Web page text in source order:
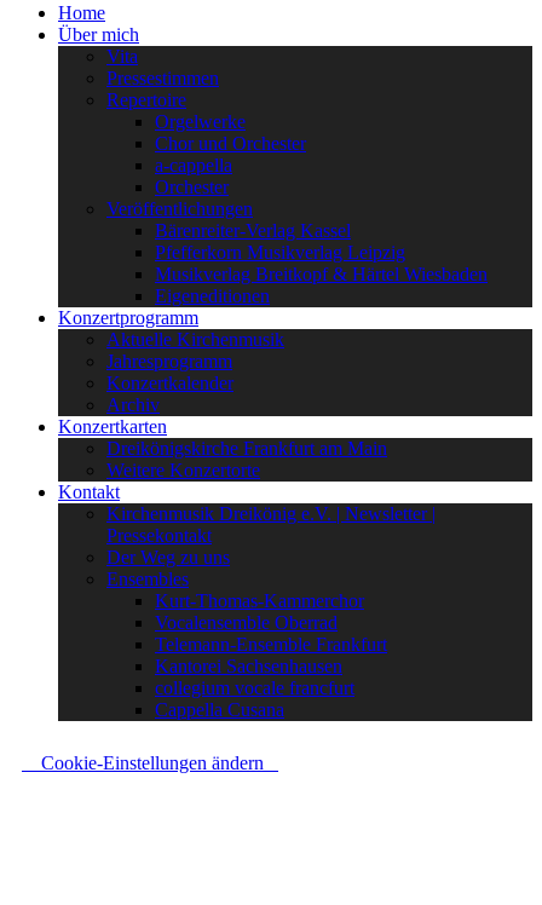
Home
Über mich
Vita
Pressestimmen
Repertoire
Orgelwerke
Chor und Orchester
a-cappella
Orchester
Veröffentlichungen
Bärenreiter-Verlag Kassel
Pfefferkorn Musikverlag Leipzig
Musikverlag Breitkopf & Härtel Wiesbaden
Eigeneditionen
Konzertprogramm
Aktuelle Kirchenmusik
Jahresprogramm
Konzertkalender
Archiv
Konzertkarten
Dreikönigskirche Frankfurt am Main
Weitere Konzertorte
Kontakt
Kirchenmusik Dreikönig e.V. | Newsletter |
Pressekontakt
Der Weg zu uns
Ensembles
Kurt-Thomas-Kammerchor
Vocalensemble Oberrad
Telemann-Ensemble Frankfurt
Kantorei Sachsenhausen
collegium vocale francfurt
Cappella Cusana
Cookie-Einstellungen ändern